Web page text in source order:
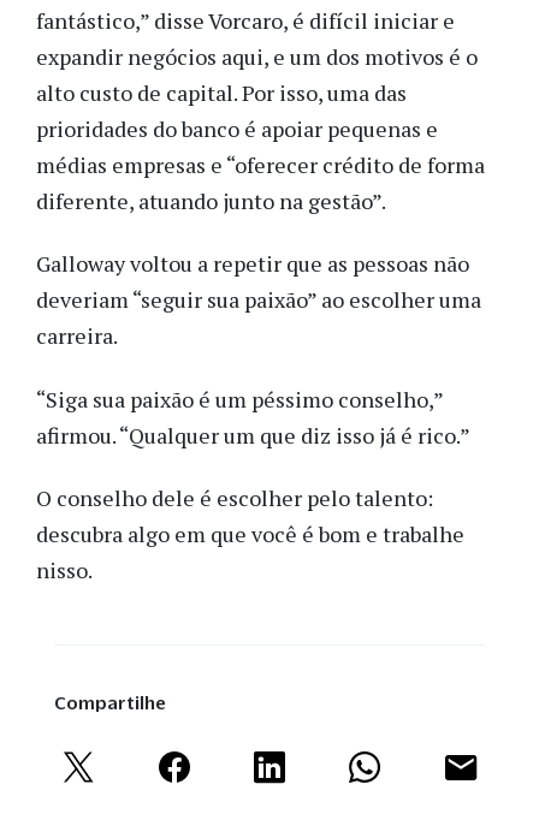
fantástico,” disse Vorcaro, é difícil iniciar e
expandir negócios aqui, e um dos motivos é o
alto custo de capital. Por isso, uma das
prioridades do banco é apoiar pequenas e
médias empresas e “oferecer crédito de forma
diferente, atuando junto na gestão”.
Galloway voltou a repetir que as pessoas não
deveriam “seguir sua paixão” ao escolher uma
carreira.
“Siga sua paixão é um péssimo conselho,”
afirmou. “Qualquer um que diz isso já é rico.”
O conselho dele é escolher pelo talento:
descubra algo em que você é bom e trabalhe
nisso.
Compartilhe